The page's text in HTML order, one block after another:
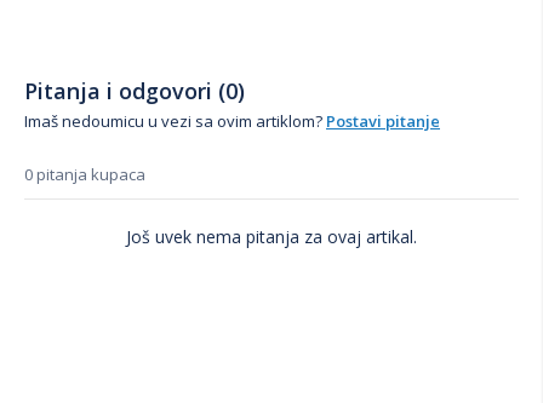
Rectangular Frame bazen 450x220x84 cm nudi odličan
idealnim izborom za bezbrižno letnje uživanje u sopstvenom
Pitanja i odgovori (0)
Imaš nedoumicu u vezi sa ovim artiklom? Postavi pitanje
0 pitanja kupaca
Još uvek nema pitanja za ovaj artikal.